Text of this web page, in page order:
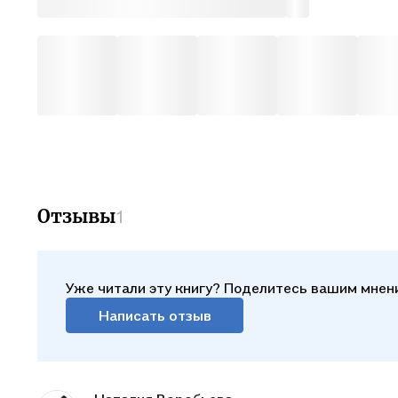
Отзывы1
Уже читали эту книгу? Поделитесь вашим
Написать отзыв